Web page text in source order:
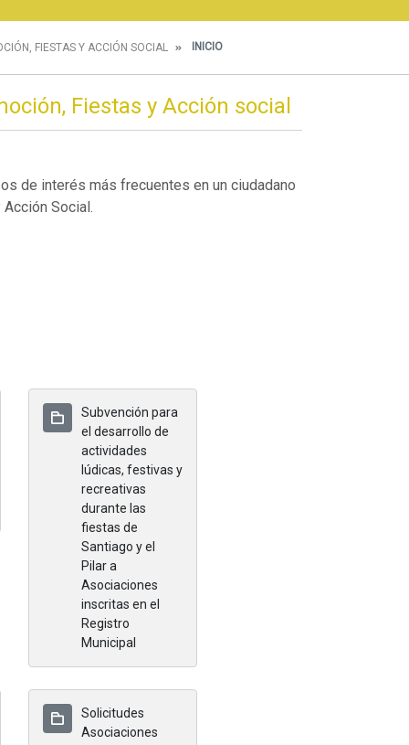
FIESTAS Y ACCIÓN SOCIAL INICIO
Fiestas y Acción social
de interés más frecuentes en un ciudadano
Social.
Subvención para
el desarrollo de
actividades
lúdicas, festivas y
recreativas
durante las
fiestas de
Santiago y el
Pilar a
Asociaciones
inscritas en el
Registro
Municipal
Solicitudes
Asociaciones